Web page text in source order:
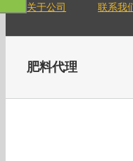
关于公司 联系我
肥料代理